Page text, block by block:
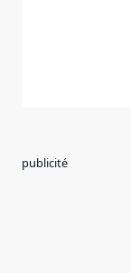
publicité